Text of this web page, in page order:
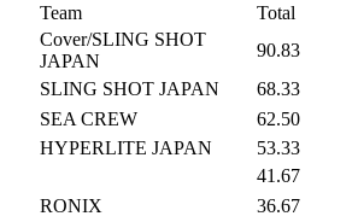
Team
Total
Cover/SLING SHOT
JAPAN
90.83
SLING SHOT JAPAN
68.33
SEA CREW
62.50
HYPERLITE JAPAN
53.33
41.67
RONIX
36.67